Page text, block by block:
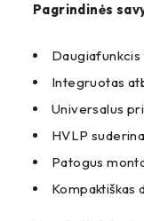
Pagrindinės
Integruotas
Universalus
HVLP
Patogus
Kompaktiškas